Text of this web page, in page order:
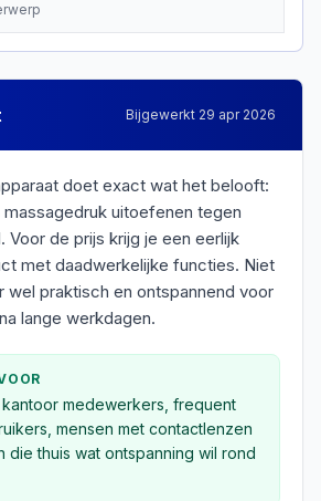
Bijgewerkt 29 apr 2026
doet exact wat het belooft:
uitoefenen tegen
Voor de prijs krijg je een eerlijk
met daadwerkelijke functies. Niet
wel praktisch en ontspannend voor
lange werkdagen.
medewerkers, frequent
mensen met contactlenzen
die thuis wat ontspanning wil rond